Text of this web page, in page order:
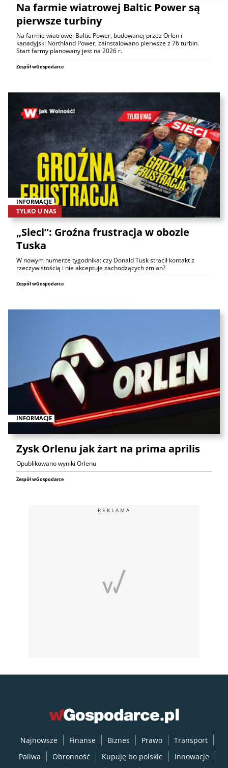
Na farmie wiatrowej Baltic Power są
pierwsze turbiny
Na farmie wiatrowej Baltic Power, budowanej przez Orlen i
kanadyjski Northland Power, zainstalowano pierwsze z 76 turbin.
Start farmy planowany jest na 2026 r.
Zespół wGospodarce
INFORMACJE
TYLKO U NAS
„Sieci”: Groźna frustracja w obozie
Tuska
W nowym numerze tygodnika: czy Donald Tusk stracił kontakt z
rzeczywistością i nie akceptuje zachodzących zmian?
Zespół wGospodarce
INFORMACJE
Zysk Orlenu jak żart na prima aprilis
Opublikowano wyniki Orlenu
Zespół wGospodarce
REKLAMA
Najnowsze Finanse Biznes Prawo
Transport
Paliwa
Obronność Kupuję bo polskie Innowacje